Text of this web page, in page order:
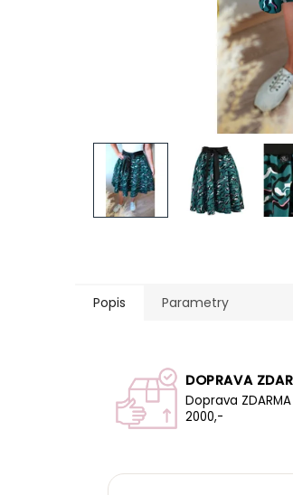
Popis Parametry
DOPRAVA
Doprava
2000,-